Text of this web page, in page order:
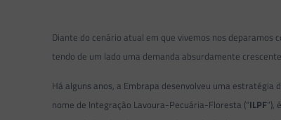
Diante do cenário atual em que vivemos nos
tendo de um lado uma demanda absurdamente
Há alguns anos, a Embrapa desenvolveu uma
nome de Integração Lavoura-Pecuária-Floresta (“ILPF”),